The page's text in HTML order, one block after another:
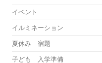
イベント
イルミネーション
夏休み 宿題
子ども 入学準備